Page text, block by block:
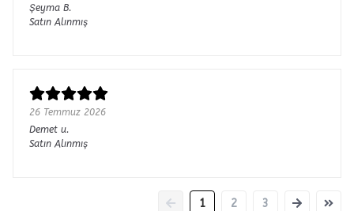
Şeyma B.
Satın Alınmış
26 Temmuz 2026
Demet u.
Satın Alınmış
1 2 3